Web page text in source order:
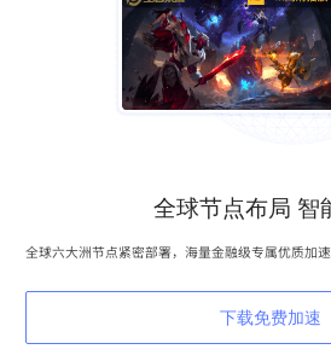
全球节点布局 智
全球六大洲节点紧密部署，海量金融级专属优质加
下载免费加速